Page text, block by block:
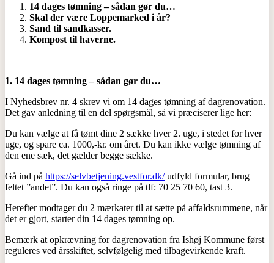
14 dages tømning – sådan gør du…
Skal der være Loppemarked i år?
Sand til sandkasser.
Kompost til haverne.
1. 14 dages tømning – sådan gør du…
I Nyhedsbrev nr. 4 skrev vi om 14 dages tømning af dagrenovation.
Det gav anledning til en del spørgsmål, så vi præciserer lige her:
Du kan vælge at få tømt dine 2 sække hver 2. uge, i stedet for hver
uge, og spare ca. 1000,-kr. om året. Du kan ikke vælge tømning af
den ene sæk, det gælder begge sække.
Gå ind på https://selvbetjening.vestfor.dk/udfyld formular, brug
feltet ”andet”. Du kan også ringe på tlf: 70 25 70 60, tast 3.
Herefter modtager du 2 mærkater til at sætte på affaldsrummene, når
det er gjort, starter din 14 dages tømning op.
Bemærk at opkrævning for dagrenovation fra Ishøj Kommune først
reguleres ved årsskiftet, selvfølgelig med tilbagevirkende kraft.